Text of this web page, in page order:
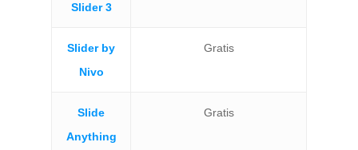
Slider 3
Slider by
Nivo
Gratis
Slide
Anything
Gratis